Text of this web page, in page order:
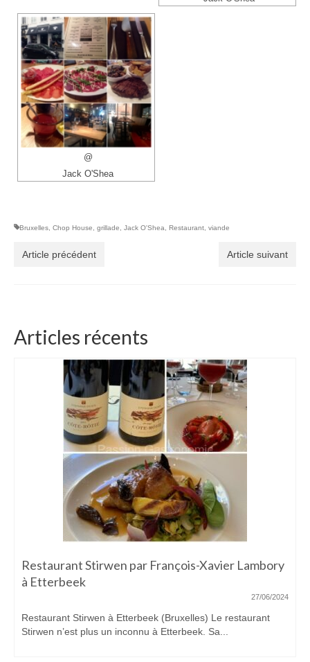
@
Jack O'Shea
Bruxelles Chop House grillade Jack O'Shea Restaurant viande
Article précédent Article suivant
Articles récents
Restaurant Stirwen par François-Xavier Lambory
à Etterbeek
27/06/2024
Restaurant Stirwen à Etterbeek (Bruxelles) Le restaurant
Stirwen n’est plus un inconnu à Etterbeek. Sa...